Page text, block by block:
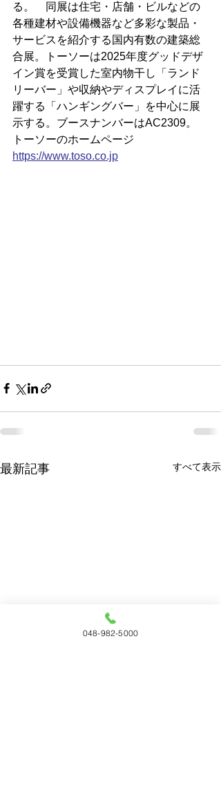
る。　同展は住宅・店舗・ビルなどの
各種建材や設備機器など多彩な製品・
サービスを紹介する国内有数の建築総
合展。トーソーは2025年度グッドデザ
イン賞を受賞した室内物干し「ランド
リーバー」や収納やディスプレイに活
躍する「ハンギングバー」を中心に展
示する。ブースナンバーはAC2309。
トーソーのホームページ
https://www.toso.co.jp
最新記事 すべて表示
048-982-5000